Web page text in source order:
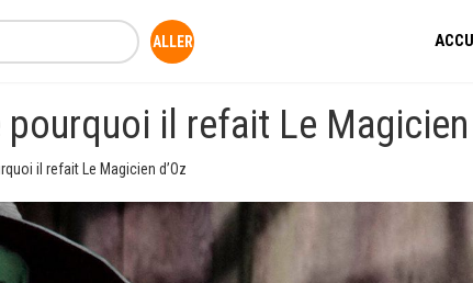
il refait Le Magicien
il refait Le Magicien d’Oz